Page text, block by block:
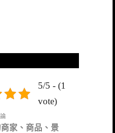
5/5 - (1
vote)
家、商品、景